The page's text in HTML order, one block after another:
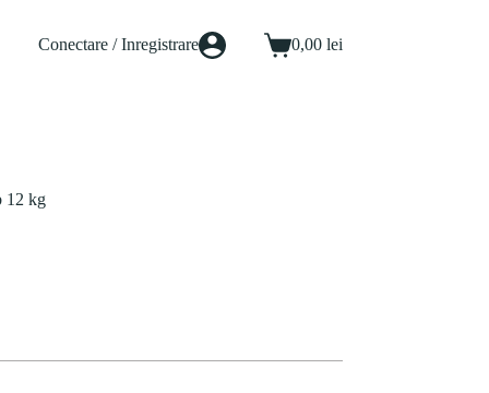
Conectare / Inregistrare
Coș0,00 lei
12 kg